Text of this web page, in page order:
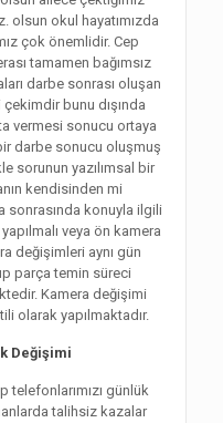
olsun okul hayatımızda
çok önemlidir. Cep
tamamen bağımsız
darbe sonrası oluşan
çekimdir bunu dışında
vermesi sonucu ortaya
bir darbe sonucu oluşmuş
sorunun yazılımsal bir
kendisinden mi
sonrasında konuyla ilgili
veya ön kamera
değişimleri aynı gün
parça temin süreci
Kamera değişimi
olarak yapılmaktadır.
Değişimi
telefonlarımızı günlük
talihsiz kazalar